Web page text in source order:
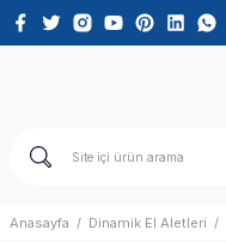
Anasayfa Dinamik El Aletleri